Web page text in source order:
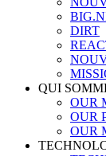
DIRT
QUI
OUR
OUR
OUR